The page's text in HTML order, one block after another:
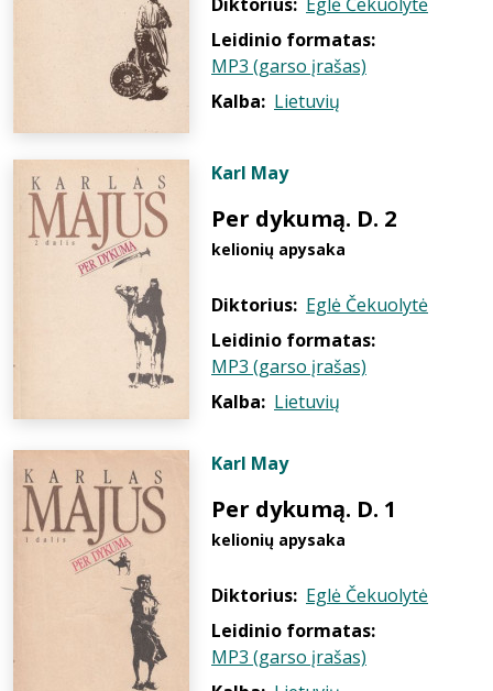
Leidinio formatas:
MP3 (garso įrašas)
Kalba: Lietuvių
Karl May
Per dykumą. D. 2
kelionių apysaka
Diktorius: Eglė Čekuolytė
Leidinio formatas:
MP3 (garso įrašas)
Kalba: Lietuvių
Karl May
Per dykumą. D. 1
kelionių apysaka
Diktorius: Eglė Čekuolytė
Leidinio formatas:
MP3 (garso įrašas)